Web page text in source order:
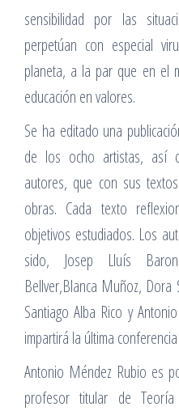
sensibilidad por las
perpetúan con especial
planeta, a la par que en el
educación en valores.
Se ha editado una
de los ocho artistas, así
autores, que con sus
obras. Cada texto
objetivos estudiados. Los
sido, Josep Lluís
Bellver,Blanca Muñoz, Dora
Santiago Alba Rico y
impartirá la última
Antonio Méndez Rubio es
profesor titular de